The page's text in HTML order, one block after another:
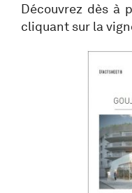
Découvrez dès à
cliquant sur la